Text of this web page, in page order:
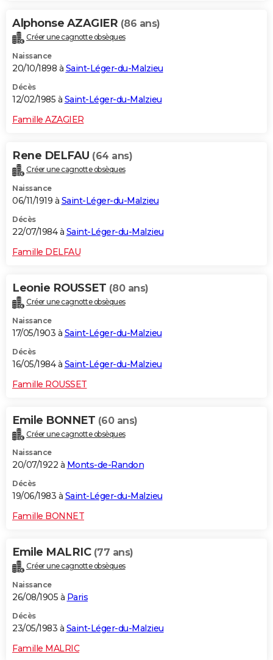
Alphonse AZAGIER (86 ans)
Créer une cagnotte obsèques
Naissance
20/10/1898 à Saint-Léger-du-Malzieu
Décès
12/02/1985 à Saint-Léger-du-Malzieu
Famille AZAGIER
Rene DELFAU (64 ans)
Créer une cagnotte obsèques
Naissance
06/11/1919 à Saint-Léger-du-Malzieu
Décès
22/07/1984 à Saint-Léger-du-Malzieu
Famille DELFAU
Leonie ROUSSET (80 ans)
Créer une cagnotte obsèques
Naissance
17/05/1903 à Saint-Léger-du-Malzieu
Décès
16/05/1984 à Saint-Léger-du-Malzieu
Famille ROUSSET
Emile BONNET (60 ans)
Créer une cagnotte obsèques
Naissance
20/07/1922 à Monts-de-Randon
Décès
19/06/1983 à Saint-Léger-du-Malzieu
Famille BONNET
Emile MALRIC (77 ans)
Créer une cagnotte obsèques
Naissance
26/08/1905 à Paris
Décès
23/05/1983 à Saint-Léger-du-Malzieu
Famille MALRIC